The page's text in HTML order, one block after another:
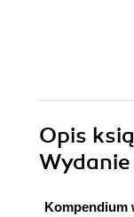
Opis
Wydanie
Kompendium